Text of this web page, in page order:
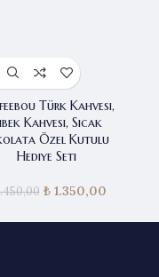
Türk Kahvesi,
Kahvesi, Sıcak
Özel Kutulu
Hediye Seti
Orijinal fiyat:
₺1.350,00
₺